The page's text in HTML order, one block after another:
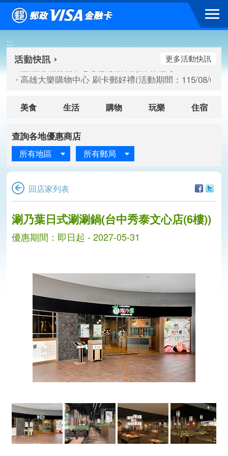
跳到主要內容區塊
:::
臺南南紡購物中心 夏折扣活動(活動期間：115/08/10-
新竹遠東巨城購物中心 2026巨城年中慶夏日BIG好刷(
臺南南紡購物中心 夏折扣活動(活動期間：115/08/10-
高雄大樂購物中心 刷卡郵好禮(活動期間：115/08/07-
更多活動快訊
美食 生活 購物 玩樂 住宿
查詢各地優惠商店
所有地區 所有郵局
回店家列表
分分
涮乃葉日式涮涮鍋(台中秀泰文心店(6樓))
優惠期間：即日起 - 2027-05-31